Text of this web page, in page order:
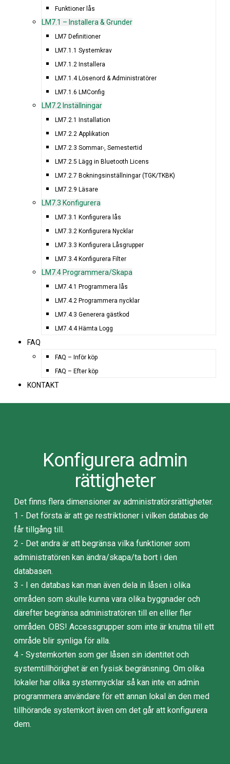
Funktioner lås
LM7.1 – Installera & Grunder
LM7 Definitioner
LM7.1.1 Systemkrav
LM7.1.2 Installera
LM7.1.4 Lösenord & Administratörer
LM7.1.6 LMConfig
LM7.2 Inställningar
LM7.2.1 Installation
LM7.2.2 Applikation
LM7.2.3 Sommar-, Semestertid
LM7.2.5 Lägg in Bluetooth Licens
LM7.2.7 Bokningsinställningar (TGK/TKBK)
LM7.2.9 Läsare
LM7.3 Konfigurera
LM7.3.1 Konfigurera lås
LM7.3.2 Konfigurera Nycklar
LM7.3.3 Konfigurera Låsgrupper
LM7.3.4 Konfigurera Filter
LM7.4 Programmera/Skapa
LM7.4.1 Programmera lås
LM7.4.2 Programmera nycklar
LM7.4.3 Generera gästkod
LM7.4.4 Hämta Logg
FAQ
FAQ – Inför köp
FAQ – Efter köp
KONTAKT
Konfigurera admin
rättigheter
Det finns flera dimensioner av administratörsrättigheter.
1 - Det första är att ge restriktioner i vilken databas de
får tillgång till.
2 - Det andra är att begränsa vilka funktioner som
administratören kan ändra/skapa/ta bort i den
databasen.
3 - I en databas kan man även dela in låsen i olika
områden som skulle kunna vara olika byggnader och
därefter begränsa administratören till en elller fler
områden. OBS! Accessgrupper som inte är knutna till ett
område blir synliga för alla.
4 - Systemkorten som ger låsen sin identitet och
systemtillhörighet är en fysisk begränsning. Om olika
lokaler har olika systemnycklar så kan inte en admin
programmera användare för ett annan lokal än den med
tillhörande systemkort även om det går att konfigurera
dem.